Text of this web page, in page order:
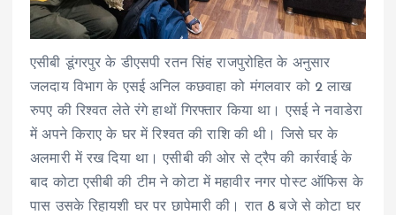
एसीबी डूंगरपुर के डीएसपी रतन सिंह राजपुरोहित के अनुसार
जलदाय विभाग के एसई अनिल कछवाहा को मंगलवार को 2 लाख
रुपए की रिश्वत लेते रंगे हाथों गिरफ्तार किया था। एसई ने नवाडेरा
में अपने किराए के घर में रिश्वत की राशि की थी। जिसे घर के
अलमारी में रख दिया था। एसीबी की ओर से ट्रैप की कार्रवाई के
बाद कोटा एसीबी की टीम ने कोटा में महावीर नगर पोस्ट ऑफिस के
पास उसके रिहायशी घर पर छापेमारी की। रात 8 बजे से कोटा घर